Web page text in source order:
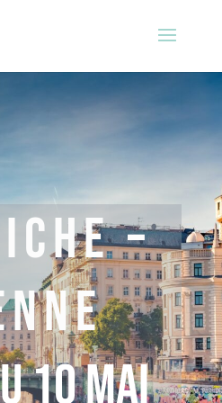
–
10 Mai